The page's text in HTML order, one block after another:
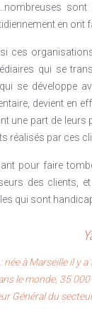
sont
en ont
ces
qui se
se développe
devient en
une part de leurs
réalisés par ces
pour faire
des clients,
qui sont
née à Marseille il y
le monde, 35 000
Général du